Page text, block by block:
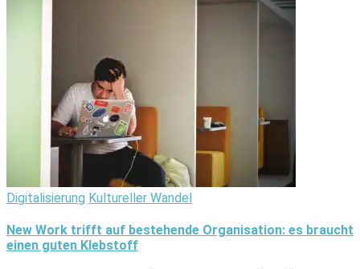
Digitalisierung Kultureller Wandel
New Work trifft auf bestehende Organisation: es braucht
einen guten Klebstoff